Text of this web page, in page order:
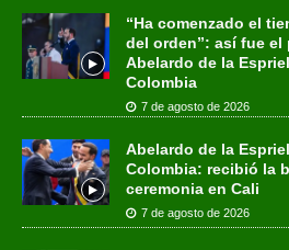
“Ha comenzado el
del orden”: así fue
Abelardo de la
Colombia
7 de agosto de 2026
Abelardo de la
Colombia: recibió la
ceremonia en Cali
7 de agosto de 2026